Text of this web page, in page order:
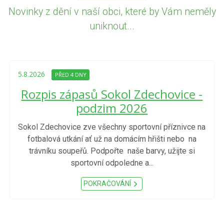
Novinky z dění v naší obci, které by Vám neměly
uniknout...
5.8.2026 PŘED 4 DNY
Rozpis zápasů Sokol Zdechovice -
podzim 2026
Sokol Zdechovice zve všechny sportovní příznivce na
fotbalová utkání ať už na domácím hřišti nebo na
trávníku soupeřů. Podpořte naše barvy, užijte si
sportovní odpoledne a...
POKRAČOVÁNÍ